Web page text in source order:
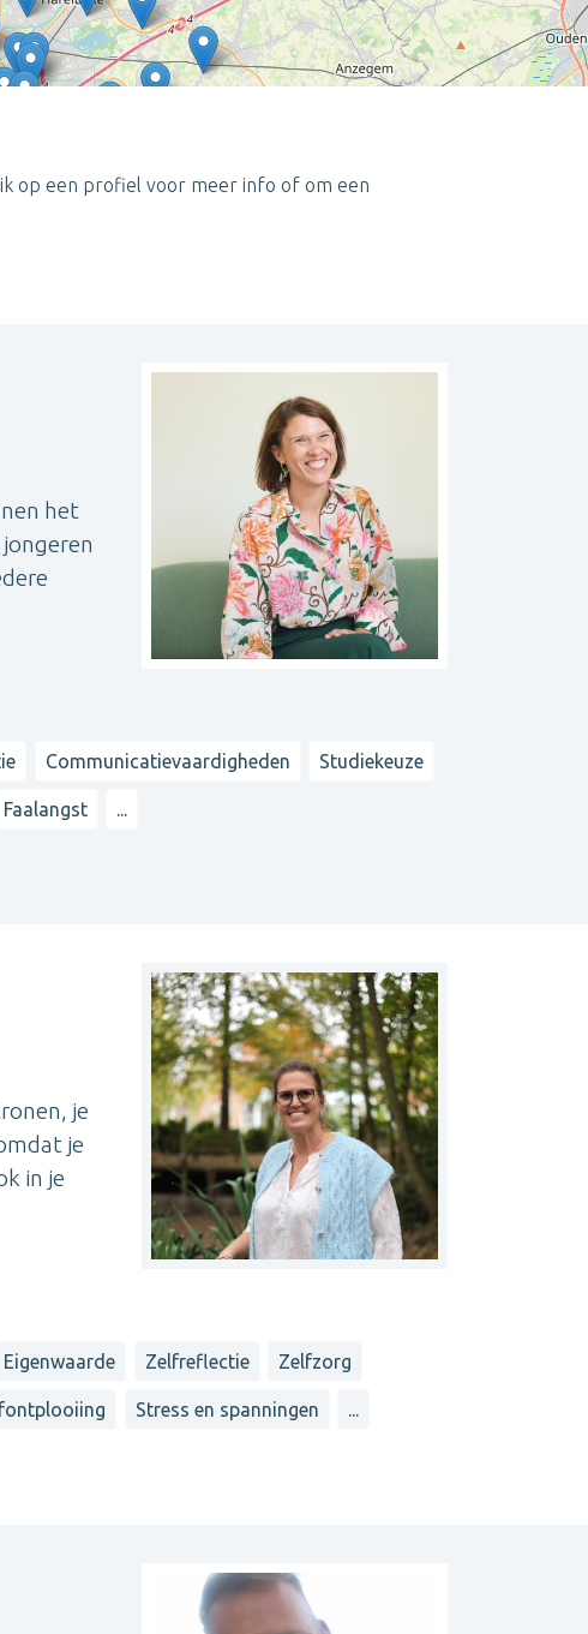
op een profiel voor meer info of om een
het
Communicatievaardigheden Studiekeuze
Faalangst ...
je
je
in je
Eigenwaarde Zelfreflectie Zelfzorg
Stress en spanningen ...